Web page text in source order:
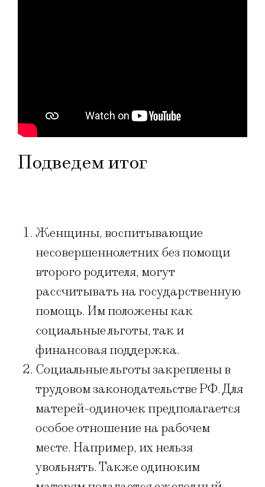
Подведем итог
Женщины, воспитывающие
несовершеннолетних без помощи
второго родителя, могут
рассчитывать на государственную
помощь. Им положены как
социальные льготы, так и
финансовая поддержка.
Социальные льготы закреплены в
трудовом законодательстве РФ. Для
матерей-одиночек предполагается
особое отношение на рабочем
месте. Например, их нельзя
увольнять. Также одиноким